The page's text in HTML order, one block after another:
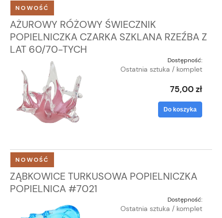
AŻUROWY RÓŻOWY ŚWIECZNIK
POPIELNICZKA CZARKA SZKLANA RZEŹBA Z
LAT 60/70-TYCH
Dostępność:
Ostatnia sztuka / komplet
75,00 zł
Do koszyka
NOWOŚĆ
ZĄBKOWICE TURKUSOWA POPIELNICZKA
POPIELNICA #7021
Dostępność:
Ostatnia sztuka / komplet
NOWOŚĆ